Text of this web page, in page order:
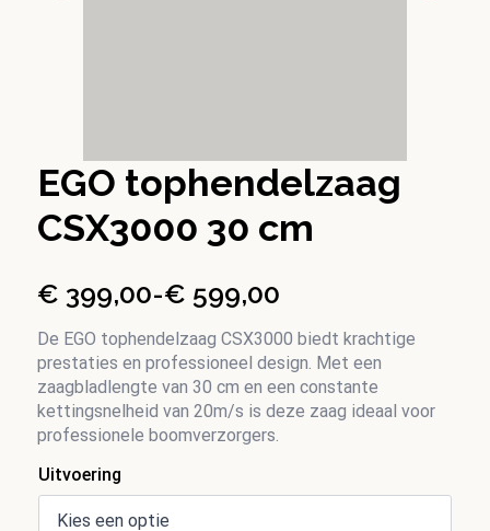
EGO tophendelzaag
CSX3000 30 cm
€ 399,00-€ 599,00
Prijsklasse:
€ 399,00
tot
€ 599,00
De EGO tophendelzaag CSX3000 biedt krachtige
prestaties en professioneel design. Met een
zaagbladlengte van 30 cm en een constante
kettingsnelheid van 20m/s is deze zaag ideaal voor
professionele boomverzorgers.
Uitvoering